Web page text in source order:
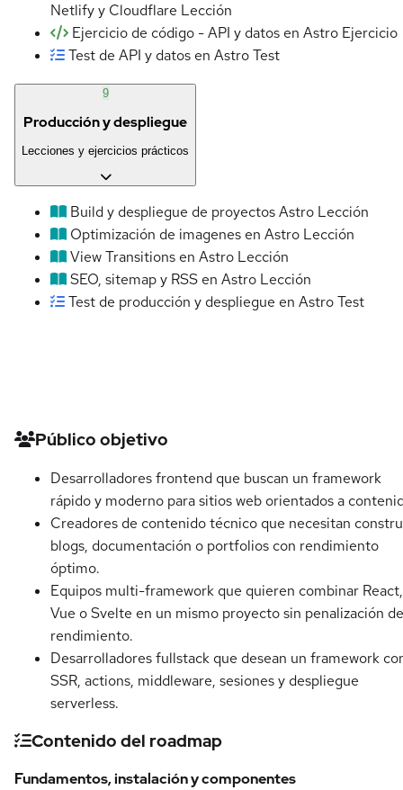
Netlify y Cloudflare Lección
Ejercicio de código - API y datos en Astro Ejercicio
Test de API y datos en AstroTest
9
Producción y despliegue
Lecciones y ejercicios prácticos
Build y despliegue de proyectos Astro Lección
Optimización de imagenes en Astro Lección
View Transitions en Astro Lección
SEO, sitemap y RSS en Astro Lección
Test de producción y despliegue en AstroTest
Detalles del curso
Público objetivo
Desarrolladores frontend que buscan un framework
rápido y moderno para sitios web orientados a
Creadores de contenido técnico que necesitan
blogs, documentación o portfolios con rendimiento
óptimo.
Equipos multi-framework que quieren combinar React,
Vue o Svelte en un mismo proyecto sin penalización de
rendimiento.
Desarrolladores fullstack que desean un framework
SSR, actions, middleware, sesiones y despliegue
serverless.
Contenido del roadmap
Fundamentos, instalación y componentes